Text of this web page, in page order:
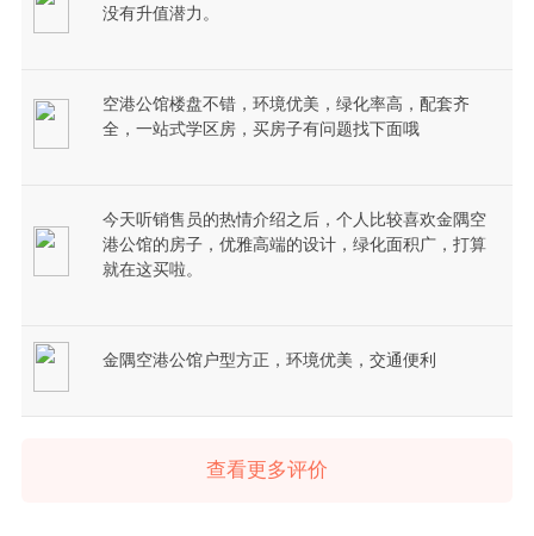
没有升值潜力。
空港公馆楼盘不错，环境优美，绿化率高，配套齐
全，一站式学区房，买房子有问题找下面哦
今天听销售员的热情介绍之后，个人比较喜欢金隅空
港公馆的房子，优雅高端的设计，绿化面积广，打算
就在这买啦。
金隅空港公馆户型方正，环境优美，交通便利
查看更多评价